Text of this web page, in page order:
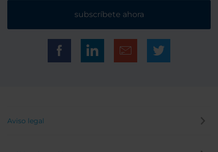
subscríbete ahora
Aviso legal